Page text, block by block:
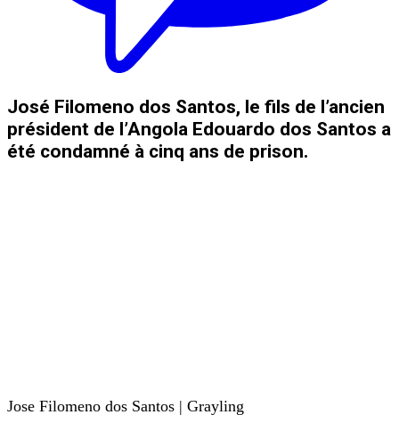
José Filomeno dos Santos, le fils de l’ancien
président de l’Angola Edouardo dos Santos a
été condamné à cinq ans de prison.
Jose Filomeno dos Santos | Grayling